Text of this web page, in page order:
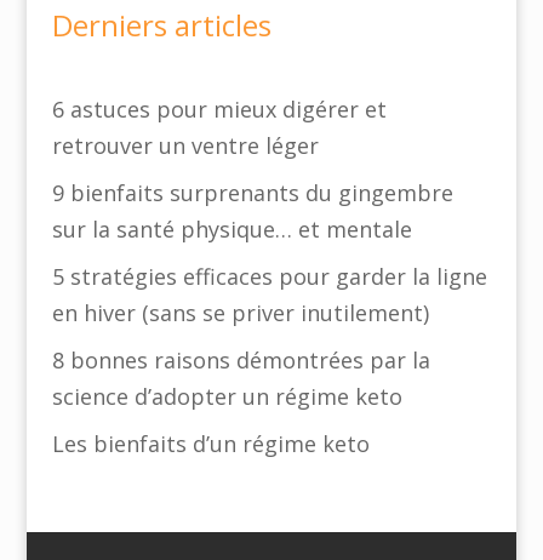
Derniers articles
6 astuces pour mieux digérer et
retrouver un ventre léger
9 bienfaits surprenants du gingembre
sur la santé physique… et mentale
5 stratégies efficaces pour garder la ligne
en hiver (sans se priver inutilement)
8 bonnes raisons démontrées par la
science d’adopter un régime keto
Les bienfaits d’un régime keto